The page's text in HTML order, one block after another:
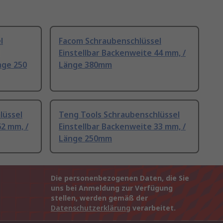
250
Facom Schraubenschlüssel
Einstellbar Backenweite 44 mm, /
Länge 380mm
mm, /
Teng Tools Schraubenschlüssel
Einstellbar Backenweite 33 mm, /
Länge 250mm
Die personenbezogenen Daten, die Sie
uns bei Anmeldung zur Verfügung
stellen, werden gemäß der
Datenschutzerklärung verarbeitet.